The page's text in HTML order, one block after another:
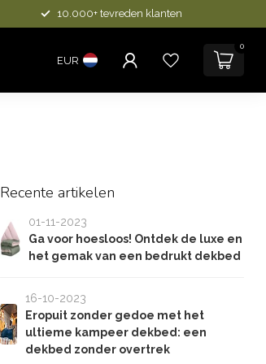
10.000+ tevreden klanten
EUR
0
Recente artikelen
01-11-2023
Ga voor hoesloos! Ontdek de luxe en
het gemak van een bedrukt dekbed
16-10-2023
Eropuit zonder gedoe met het
ultieme kampeer dekbed: een
dekbed zonder overtrek